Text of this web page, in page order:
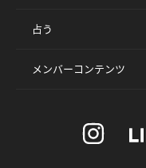
占う
メンバーコンテンツ